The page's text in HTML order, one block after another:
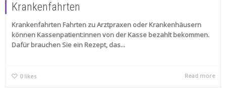
Krankenfahrten
Krankenfahrten Fahrten zu Arztpraxen oder Krankenhäusern
können Kassenpatient:innen von der Kasse bezahlt bekommen.
Dafür brauchen Sie ein Rezept, das...
0 likes Read more